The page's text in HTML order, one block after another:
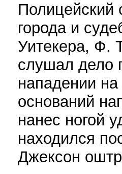
города и
Уитекера, Ф.
слушал дело
нападении
оснований
нанес ногой
находился
Джексон